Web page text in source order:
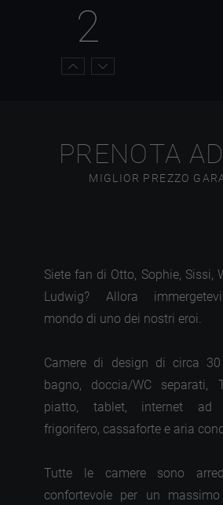
2
PRENOTA
MIGLIOR PREZZO
Siete fan di Otto, Sophie, Sissi,
Ludwig? Allora
mondo di uno dei nostri eroi.
Camere di design di circa
bagno, doccia/WC separati,
piatto, tablet, internet ad
frigorifero, cassaforte e aria
Tutte le camere sono
confortevole per un